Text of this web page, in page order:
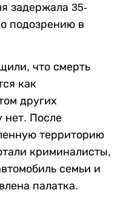
задержала 35-
подозрению в
что смерть
как
других
нет. После
территорию
криминалисты,
семьи и
палатка.